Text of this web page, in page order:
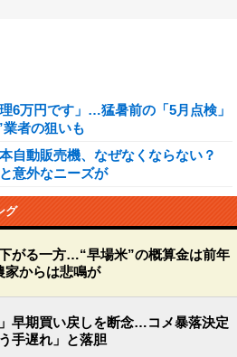
6万円です」…猛暑前の「5月点検」
者の狙いも
自動販売機、なぜなくならない？
意外なニーズが
グ
がる一方…“早場米”の概算金は前年
家からは悲鳴が
早期買い戻しを断念…コメ暴落決定
手遅れ」と落胆